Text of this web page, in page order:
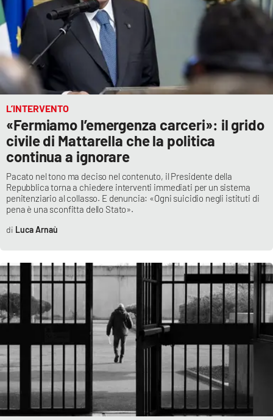
L’INTERVENTO
«Fermiamo l’emergenza carceri»: il grido
civile di Mattarella che la politica
continua a ignorare
Pacato nel tono ma deciso nel contenuto, il Presidente della
Repubblica torna a chiedere interventi immediati per un sistema
penitenziario al collasso. E denuncia: «Ogni suicidio negli istituti di
pena è una sconfitta dello Stato».
Luca Arnaù